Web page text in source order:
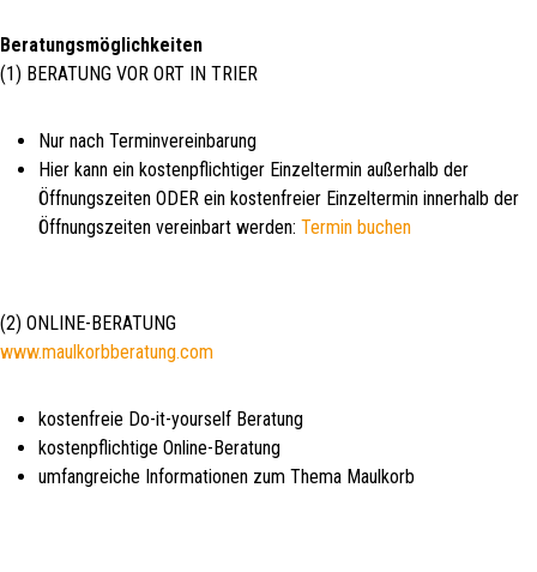
Beratungsmöglichkeiten
(1) BERATUNG VOR ORT IN TRIER
Nur nach Terminvereinbarung
Hier kann ein kostenpflichtiger Einzeltermin außerhalb der
Öffnungszeiten ODER ein kostenfreier Einzeltermin innerhalb der
Öffnungszeiten vereinbart werden: Termin buchen
(2) ONLINE-BERATUNG
www.maulkorbberatung.com
kostenfreie Do-it-yourself Beratung
kostenpflichtige Online-Beratung
umfangreiche Informationen zum Thema Maulkorb